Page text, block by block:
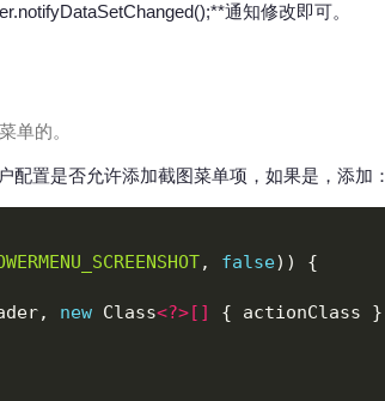
通知修改即可。
单的。
配置是否允许添加截图菜单项，如果是，添加：
, false
new Class<?>[]